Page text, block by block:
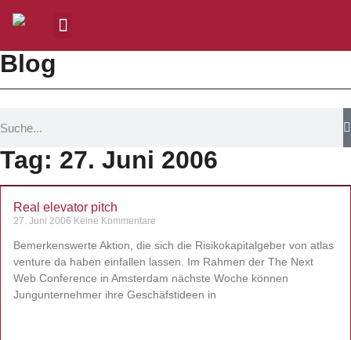
Blog
Tag: 27. Juni 2006
Real elevator pitch
27. Juni 2006 Keine Kommentare
Bemerkenswerte Aktion, die sich die Risikokapitalgeber von atlas
venture da haben einfallen lassen. Im Rahmen der The Next
Web Conference in Amsterdam nächste Woche können
Jungunternehmer ihre Geschäfstideen in